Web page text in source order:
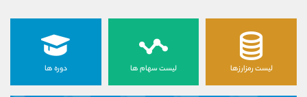
لیست رمزارزها لیست سهام ها دوره ها